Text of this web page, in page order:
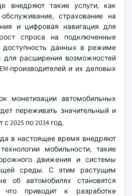
внедряют такие услуги, как
страхование на
и цифровая навигация для
спроса на подключенные
данных в режиме
для расширения возможностей
производителей и их деловых
монетизации автомобильных
переживать значительный и
2025 по 2034 год.
в настоящее время внедряют
мобильности, такие
движения и системы
среды. С этим растущим
об автомобилях становятся
приводит к разработке